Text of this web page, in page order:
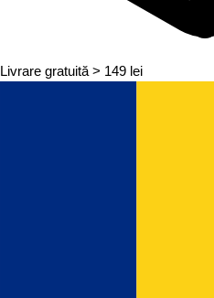
Livrare gratuită > 149 lei